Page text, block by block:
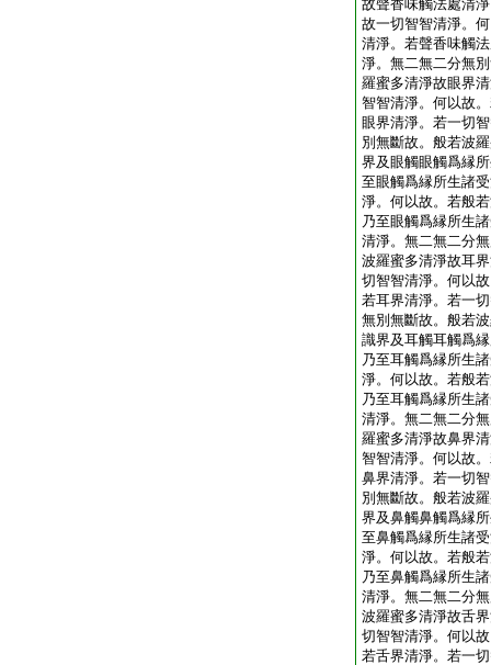
故聲香味觸法處清
故一切智智清淨。
清淨。若聲香味觸
淨。無二無二分無
羅蜜多清淨故眼界
智智清淨。何以故
眼界清淨。若一切
別無斷故。般若波
界及眼觸眼觸爲縁
至眼觸爲縁所生諸
淨。何以故。若般
乃至眼觸爲縁所生
清淨。無二無二分
波羅蜜多清淨故耳
切智智清淨。何以
若耳界清淨。若一
無別無斷故。般若
識界及耳觸耳觸爲
乃至耳觸爲縁所生
淨。何以故。若般
乃至耳觸爲縁所生
清淨。無二無二分
羅蜜多清淨故鼻界
智智清淨。何以故
鼻界清淨。若一切
別無斷故。般若波
界及鼻觸鼻觸爲縁
至鼻觸爲縁所生諸
淨。何以故。若般
乃至鼻觸爲縁所生
清淨。無二無二分
波羅蜜多清淨故舌
切智智清淨。何以
若舌界清淨。若一